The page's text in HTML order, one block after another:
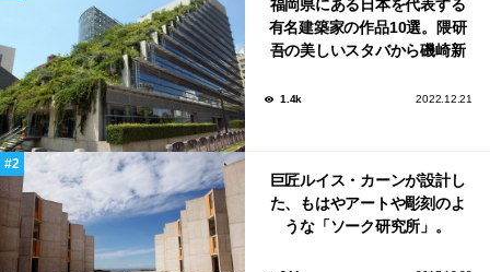
福岡県にある日本を代表する
有名建築家の作品10選。隈研
吾の美しいスタバから磯崎新
1.4k 2022.12.21
巨匠ルイス・カーンが設計し
た、もはやアートや彫刻のよ
うな「ソーク研究所」。